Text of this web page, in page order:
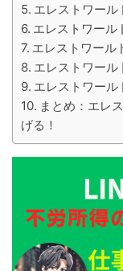
エレストワー
エレストワール
エレストワール
エレストワール
エレストワール
まとめ：エレ
げる！